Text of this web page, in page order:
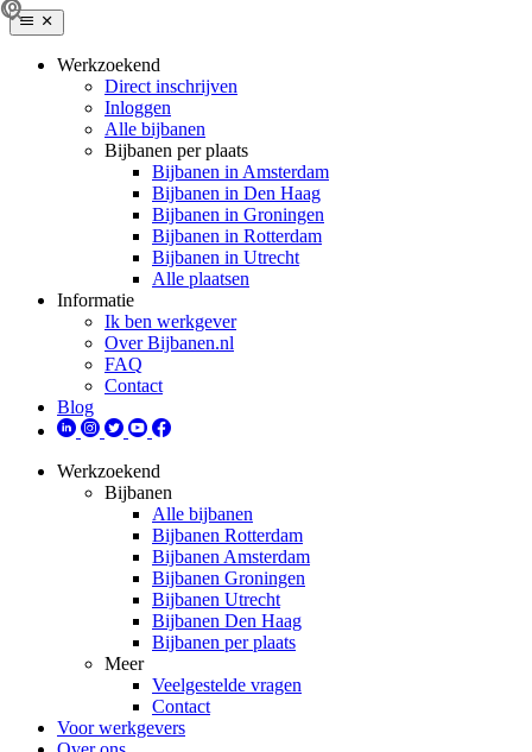
Werkzoekend
Direct inschrijven
Inloggen
Alle bijbanen
Bijbanen per plaats
Bijbanen in Amsterdam
Bijbanen in Den Haag
Bijbanen in Groningen
Bijbanen in Rotterdam
Bijbanen in Utrecht
Alle plaatsen
Informatie
Ik ben werkgever
Over Bijbanen.nl
FAQ
Contact
Blog
Werkzoekend
Bijbanen
Alle bijbanen
Bijbanen Rotterdam
Bijbanen Amsterdam
Bijbanen Groningen
Bijbanen Utrecht
Bijbanen Den Haag
Bijbanen per plaats
Meer
Veelgestelde vragen
Contact
Voor werkgevers